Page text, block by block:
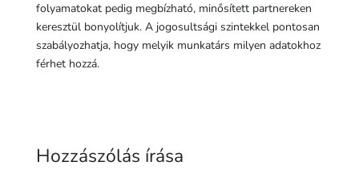
folyamatokat pedig megbízható, minősített partnereken
keresztül bonyolítjuk. A jogosultsági szintekkel pontosan
szabályozhatja, hogy melyik munkatárs milyen adatokhoz
férhet hozzá.
Hozzászólás írása